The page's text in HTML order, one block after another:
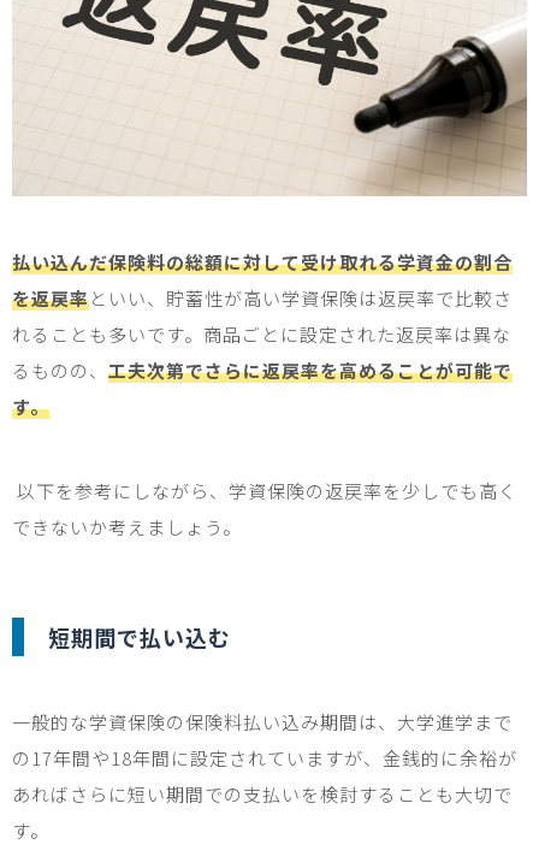
払い込んだ保険料の総額に対して受け取れる学資金の割合
を返戻率といい、貯蓄性が高い学資保険は返戻率で比較さ
れることも多いです。商品ごとに設定された返戻率は異な
るものの、 工夫次第でさらに返戻率を高めることが可能で
す。
以下を参考にしながら、学資保険の返戻率を少しでも高く
できないか考えましょう。
短期間で払い込む
一般的な学資保険の保険料払い込み期間は、大学進学まで
の 17年間や18年間に設定されていますが、金銭的に余裕が
あればさらに短い期間での支払いを検討することも大切で
す。